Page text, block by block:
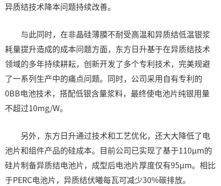
异质结技术降本问题持续改善。
与此同时，在非晶硅薄膜不耐受高温和异质结低温银浆
耗量提升造成的成本问题方面，东方日升基于在异质结技术
领域的多年持续耕耘，创新开发了多个专利技术，完美规避
了一系列生产中的痛点问题。同时，公司采用自有专利的
0BB电池技术，搭配低银含量浆料，最终使电池片纯银用量
不超过10mg/W。
另外，东方日升通过技术和工艺优化，还大大降低了电
池片和组件产品的硅成本。目前公司已实现了基于110μm的
硅片制备异质结电池片，成型后电池片厚度仅有95μm。相比
于PERC电池片，异质结伏曦每瓦可减少30%碳排放。